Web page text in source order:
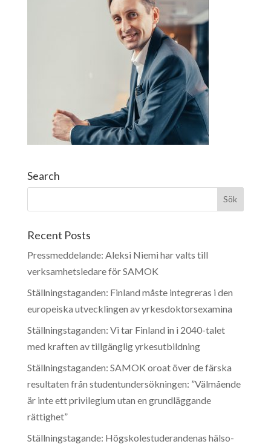
Search
Recent Posts
Pressmeddelande: Aleksi Niemi har valts till
verksamhetsledare för SAMOK
Ställningstaganden: Finland måste integreras i den
europeiska utvecklingen av yrkesdoktorsexamina
Ställningstaganden: Vi tar Finland in i 2040-talet
med kraften av tillgänglig yrkesutbildning
Ställningstaganden: SAMOK oroat över de färska
resultaten från studentundersökningen: ”Välmående
är inte ett privilegium utan en grundläggande
rättighet”
Ställningstagande: Högskolestuderandenas hälso-